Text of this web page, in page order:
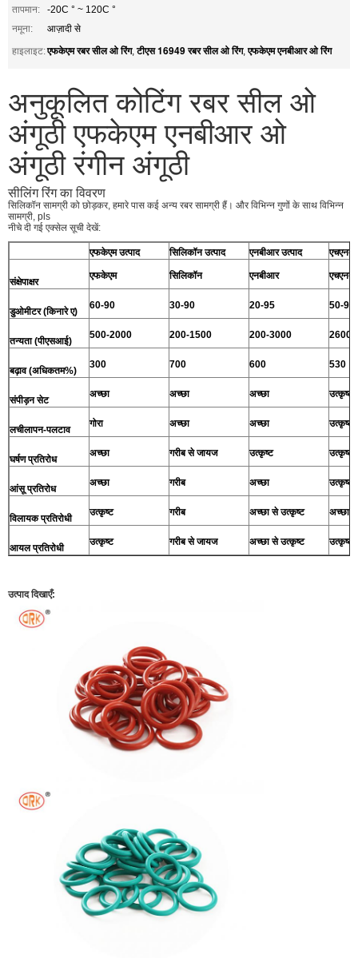
तापमान:
-20C ° ~ 120C °
नमूना:
आज़ादी से
हाइलाइट:एफकेएम रबर सील ओ रिंग,टीएस 16949 रबर सील ओ रिंग,एफकेएम एनबीआर ओ रिंग
अनुकूलित कोटिंग रबर सील ओ
अंगूठी एफकेएम एनबीआर ओ
अंगूठी रंगीन अंगूठी
सीलिंग रिंग का विवरण
सिलिकॉन सामग्री को छोड़कर, हमारे पास कई अन्य रबर सामग्री हैं। और विभिन्न गुणों के साथ विभिन्न
सामग्री, pls
नीचे दी गई एक्सेल सूची देखें:
एफकेएम उत्पाद सिलिकॉन उत्पाद एनबीआर उत्पाद
संक्षेपाक्षर
एफकेएम सिलिकॉन एनबीआर
डुओमीटर (किनारे ए)
60-90 30-90 20-95 50-90
तन्यता (पीएसआई)
500-2000 200-1500 200-3000 2600
बढ़ाव (अधिकतम%)
300 700 600 530
संपीड़न सेट
अच्छा अच्छा अच्छा उत्कृष्ट
लचीलापन-पलटाव
गोरा अच्छा अच्छा उत्कृष्ट
घर्षण प्रतिरोध
अच्छा गरीब से जायज उत्कृष्ट उत्कृष्ट
आंसू प्रतिरोध
अच्छा गरीब अच्छा उत्कृष्ट
विलायक प्रतिरोधी
उत्कृष्ट गरीब अच्छा से उत्कृष्ट अच्छा
आयल प्रतिरोधी
उत्कृष्ट गरीब से जायज अच्छा से उत्कृष्ट उत्कृष्ट
उत्पाद दिखाएँ: